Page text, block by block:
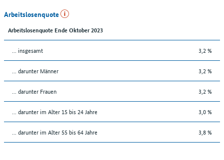
Arbeitslosenquote
Arbeitslosenquote Ende Oktober 2023
... insgesamt 3,2 %
... darunter Männer 3,2 %
... darunter Frauen 3,2 %
... darunter im Alter 15 bis 24 Jahre 3,0 %
... darunter im Alter 55 bis 64 Jahre 3,8 %